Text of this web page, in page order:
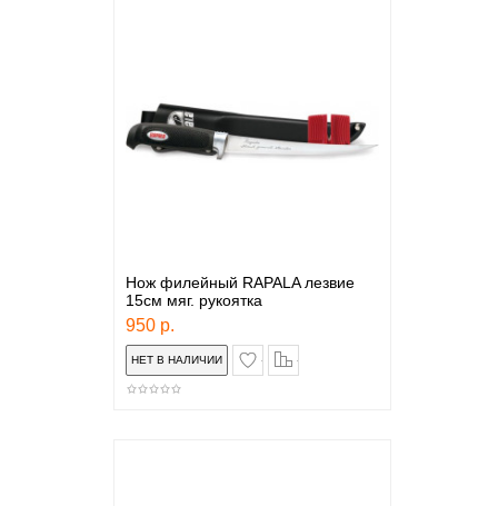
Нож филейный RAPALA лезвие
15см мяг. рукоятка
950 р.
в закладки